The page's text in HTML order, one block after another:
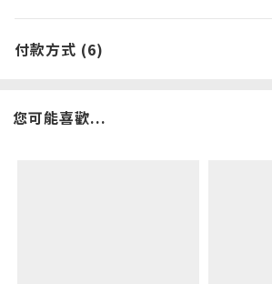
付款方式 (6)
您可能喜歡...